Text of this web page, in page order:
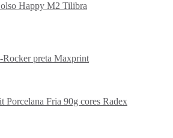
Happy M2 Tilibra
Rocker preta Maxprint
Porcelana Fria 90g cores Radex